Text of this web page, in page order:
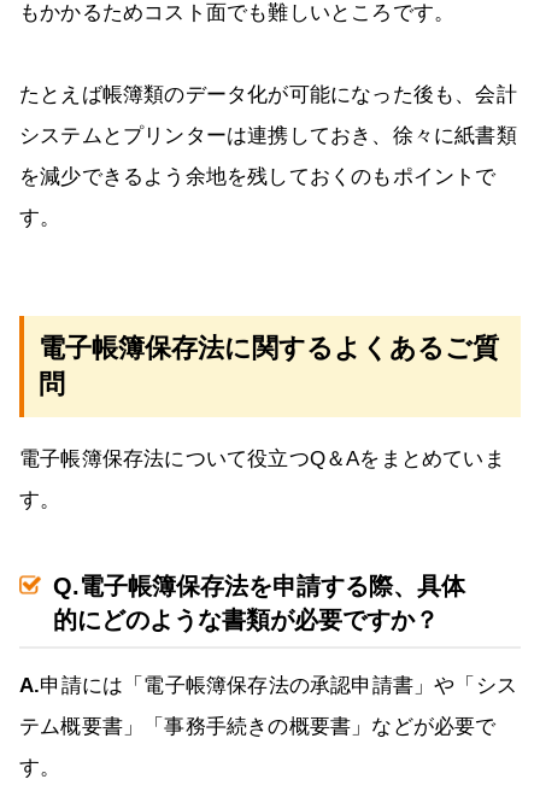
もかかるためコスト面でも難しいところです。
たとえば帳簿類のデータ化が可能になった後も、会計
システムとプリンターは連携しておき、徐々に紙書類
を減少できるよう余地を残しておくのもポイントで
す。
電子帳簿保存法に関するよくあるご質
問
電子帳簿保存法について役立つQ＆Aをまとめていま
す。
Q.電子帳簿保存法を申請する際、具体
的にどのような書類が必要ですか？
A.申請には「電子帳簿保存法の承認申請書」や「シス
テム概要書」「事務手続きの概要書」などが必要で
す。